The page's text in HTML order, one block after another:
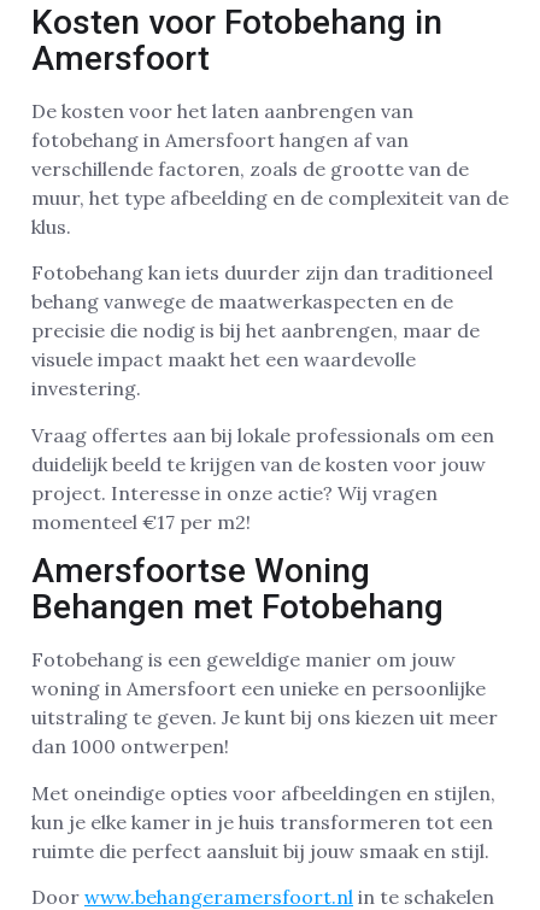
Kosten voor Fotobehang in
Amersfoort
De kosten voor het laten aanbrengen van
fotobehang in Amersfoort hangen af van
verschillende factoren, zoals de grootte van de
muur, het type afbeelding en de complexiteit van de
klus.
Fotobehang kan iets duurder zijn dan traditioneel
behang vanwege de maatwerkaspecten en de
precisie die nodig is bij het aanbrengen, maar de
visuele impact maakt het een waardevolle
investering.
Vraag offertes aan bij lokale professionals om een
duidelijk beeld te krijgen van de kosten voor jouw
project. Interesse in onze actie? Wij vragen
momenteel €17 per m2!
Amersfoortse Woning
Behangen met Fotobehang
Fotobehang is een geweldige manier om jouw
woning in Amersfoort een unieke en persoonlijke
uitstraling te geven. Je kunt bij ons kiezen uit meer
dan 1000 ontwerpen!
Met oneindige opties voor afbeeldingen en stijlen,
kun je elke kamer in je huis transformeren tot een
ruimte die perfect aansluit bij jouw smaak en stijl.
Door www.behangeramersfoort.nl in te schakelen